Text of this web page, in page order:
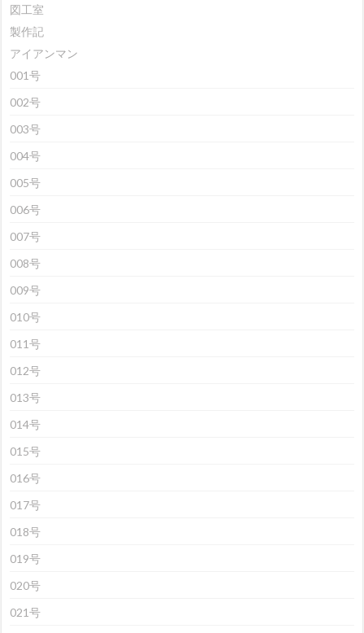
図工室
製作記
アイアンマン
001号
002号
003号
004号
005号
006号
007号
008号
009号
010号
011号
012号
013号
014号
015号
016号
017号
018号
019号
020号
021号